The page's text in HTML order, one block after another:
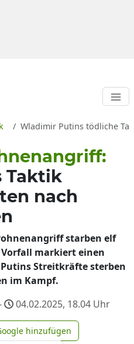
Wladimir Putins tödliche
Taktik
nach
starben elf
Vorfall markiert einen
Streitkräfte sterben
im Kampf.
04.02.2025, 18.04 Uhr
news.de zu Google
hinzufügen